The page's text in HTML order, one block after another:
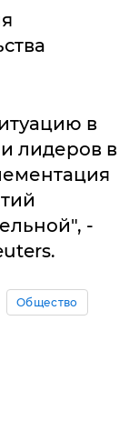
в
лидеров в
-
Общество